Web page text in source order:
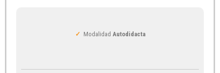
✓ Modalidad Autodidacta